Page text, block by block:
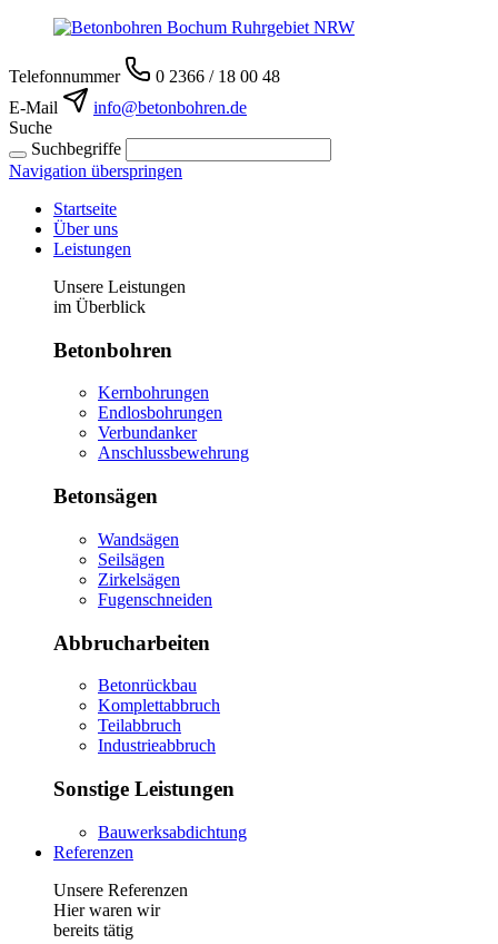
Telefonnummer
0 2366 / 18 00 48
E-Mail
info@betonbohren.de
Suche
Suchbegriffe
Navigation überspringen
Startseite
Über uns
Leistungen
Unsere Leistungen
im Überblick
Betonbohren
Kernbohrungen
Endlosbohrungen
Verbundanker
Anschlussbewehrung
Betonsägen
Wandsägen
Seilsägen
Zirkelsägen
Fugenschneiden
Abbrucharbeiten
Betonrückbau
Komplettabbruch
Teilabbruch
Industrieabbruch
Sonstige Leistungen
Bauwerksabdichtung
Referenzen
Unsere Referenzen
Hier waren wir
bereits tätig